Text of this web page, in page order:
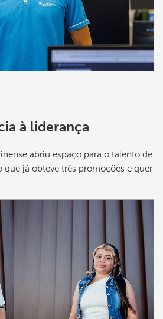
à liderança
abriu espaço para o talento de
que já obteve três promoções e quer